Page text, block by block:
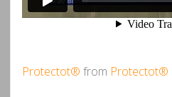
Protectot® from Protectot®